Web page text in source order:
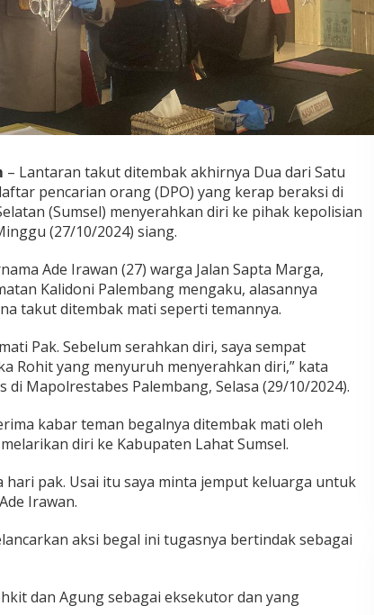
– Lantaran takut ditembak akhirnya Dua dari Satu
pencarian orang (DPO) yang kerap beraksi di
(Sumsel) menyerahkan diri ke pihak kepolisian
(27/10/2024) siang.
Ade Irawan (27) warga Jalan Sapta Marga,
Kalidoni Palembang mengaku, alasannya
takut ditembak mati seperti temannya.
Pak. Sebelum serahkan diri, saya sempat
Rohit yang menyuruh menyerahkan diri,” kata
di Mapolrestabes Palembang, Selasa (29/10/2024).
kabar teman begalnya ditembak mati oleh
diri ke Kabupaten Lahat Sumsel.
hari pak. Usai itu saya minta jemput keluarga untuk
Irawan.
aksi begal ini tugasnya bertindak sebagai
dan Agung sebagai eksekutor dan yang